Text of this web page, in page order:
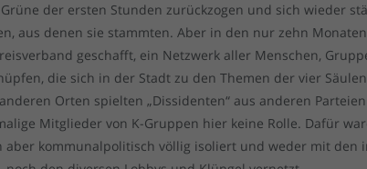
der ersten Stunden zurückzogen und sich wieder
aus denen sie stammten. Aber in den nur zehn
geschafft, ein Netzwerk aller Menschen,
die sich in der Stadt zu den Themen der vier
Orten spielten „Dissidenten“ aus anderen
Mitglieder von K-Gruppen hier keine Rolle. Dafür
aber kommunalpolitisch völlig isoliert und weder mit den